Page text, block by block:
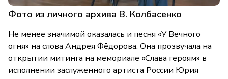
Фото из личного архива В. Колбасенко
Не менее значимой оказалась и песня «У Вечного
огня» на слова Андрея Фёдорова. Она прозвучала на
открытии митинга на мемориале «Слава героям» в
исполнении заслуженного артиста России Юрия